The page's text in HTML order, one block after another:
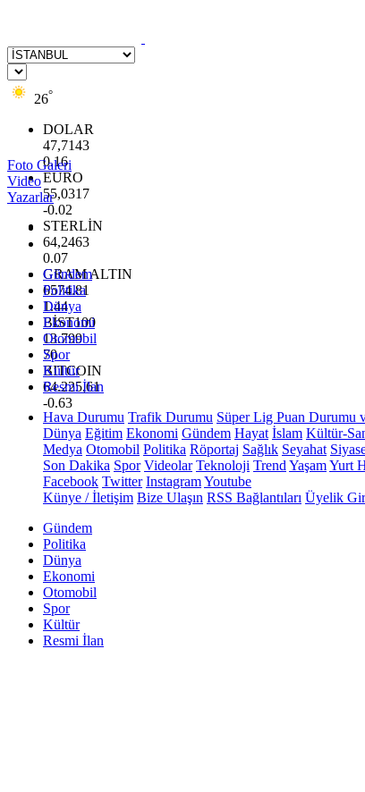
26°
DOLAR
47,7143
0.16
EURO
55,0317
-0.02
STERLİN
64,2463
0.07
GRAM ALTIN
6574.81
1.44
BİST100
13.799
70
BITCOIN
64.225,61
-0.63
Foto Galeri
Video
Yazarlar
Gündem
Politika
Dünya
Ekonomi
Otomobil
Spor
Kültür
Resmi İlan
Hava Durumu Trafik Durumu Süper Lig Puan Durumu
Dünya Eğitim Ekonomi Gündem Hayat İslam Kültür-
Medya Otomobil Politika Röportaj Sağlık Seyahat
Son Dakika Spor Videolar Teknoloji Trend YaşamYurt
Facebook Twitter InstagramYoutube
Künye / İletişim Bize Ulaşın RSS Bağlantıları Üyelik
Gündem
Politika
Dünya
Ekonomi
Otomobil
Spor
Kültür
Resmi İlan